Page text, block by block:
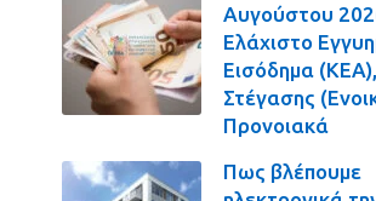
Αυγούστου
Ελάχιστο
Εισόδημα
Στέγασης
Προνοιακά
Πως βλέπουμε